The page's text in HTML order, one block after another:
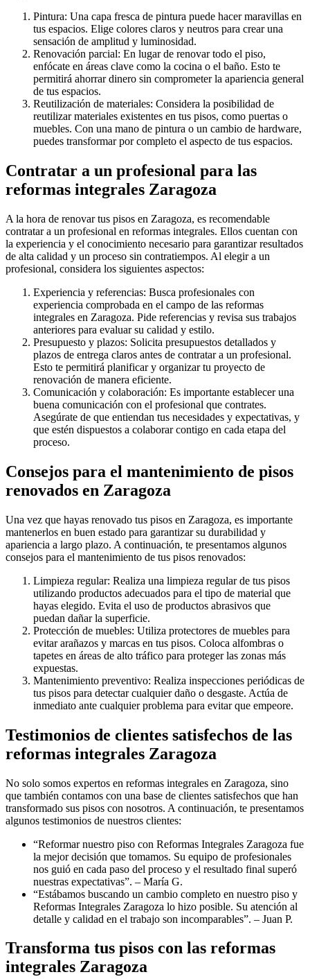
Pintura: Una capa fresca de pintura puede hacer maravillas en
tus espacios. Elige colores claros y neutros para crear una
sensación de amplitud y luminosidad.
Renovación parcial: En lugar de renovar todo el piso,
enfócate en áreas clave como la cocina o el baño. Esto te
permitirá ahorrar dinero sin comprometer la apariencia general
de tus espacios.
Reutilización de materiales: Considera la posibilidad de
reutilizar materiales existentes en tus pisos, como puertas o
muebles. Con una mano de pintura o un cambio de hardware,
puedes transformar por completo el aspecto de tus espacios.
Contratar a un profesional para las
reformas integrales Zaragoza
A la hora de renovar tus pisos en Zaragoza, es recomendable
contratar a un profesional en reformas integrales. Ellos cuentan con
la experiencia y el conocimiento necesario para garantizar resultados
de alta calidad y un proceso sin contratiempos. Al elegir a un
profesional, considera los siguientes aspectos:
Experiencia y referencias: Busca profesionales con
experiencia comprobada en el campo de las reformas
integrales en Zaragoza. Pide referencias y revisa sus trabajos
anteriores para evaluar su calidad y estilo.
Presupuesto y plazos: Solicita presupuestos detallados y
plazos de entrega claros antes de contratar a un profesional.
Esto te permitirá planificar y organizar tu proyecto de
renovación de manera eficiente.
Comunicación y colaboración: Es importante establecer una
buena comunicación con el profesional que contrates.
Asegúrate de que entiendan tus necesidades y expectativas, y
que estén dispuestos a colaborar contigo en cada etapa del
proceso.
Consejos para el mantenimiento de pisos
renovados en Zaragoza
Una vez que hayas renovado tus pisos en Zaragoza, es importante
mantenerlos en buen estado para garantizar su durabilidad y
apariencia a largo plazo. A continuación, te presentamos algunos
consejos para el mantenimiento de tus pisos renovados:
Limpieza regular: Realiza una limpieza regular de tus pisos
utilizando productos adecuados para el tipo de material que
hayas elegido. Evita el uso de productos abrasivos que
puedan dañar la superficie.
Protección de muebles: Utiliza protectores de muebles para
evitar arañazos y marcas en tus pisos. Coloca alfombras o
tapetes en áreas de alto tráfico para proteger las zonas más
expuestas.
Mantenimiento preventivo: Realiza inspecciones periódicas de
tus pisos para detectar cualquier daño o desgaste. Actúa de
inmediato ante cualquier problema para evitar que empeore.
Testimonios de clientes satisfechos de las
reformas integrales Zaragoza
No solo somos expertos en reformas integrales en Zaragoza, sino
que también contamos con una base de clientes satisfechos que han
transformado sus pisos con nosotros. A continuación, te presentamos
algunos testimonios de nuestros clientes:
“Reformar nuestro piso con Reformas Integrales Zaragoza fue
la mejor decisión que tomamos. Su equipo de profesionales
nos guió en cada paso del proceso y el resultado final superó
nuestras expectativas”. – María G.
“Estábamos buscando un cambio completo en nuestro piso y
Reformas Integrales Zaragoza lo hizo posible. Su atención al
detalle y calidad en el trabajo son incomparables”. – Juan P.
Transforma tus pisos con las reformas
integrales Zaragoza